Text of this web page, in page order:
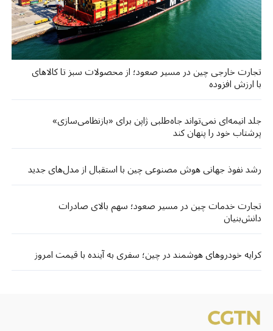
تجارت خارجی چین در مسیر صعود؛ از محصولات سبز تا کالاهای
با ارزش افزوده
جلد انیمه‌ای نمی‌تواند جاه‌طلبی ژاپن برای «بازنظامی‌سازی»
پرشتاب خود را پنهان کند
رشد نفوذ جهانی هوش مصنوعی چین با استقبال از مدل‌های جدید
تجارت خدمات چین در مسیر صعود؛ سهم بالای صادرات
دانش‌بنیان
کرایه خودروهای هوشمند در چین؛ سفری به آینده با قیمت امروز